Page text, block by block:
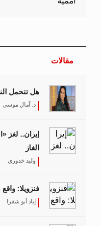
مقالات
هل تتحمل النساء
د. آمال موسى
إيران.. لغز
الغاز
وليد خدوري
فنزويلا:
إياد أبو شقرا